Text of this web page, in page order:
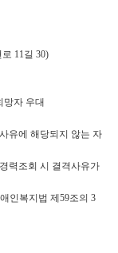
로 11길 30)
망자 우대
유에 해당되지 않는 자
력조회 시 결격사유가
인복지법 제 59조의 3